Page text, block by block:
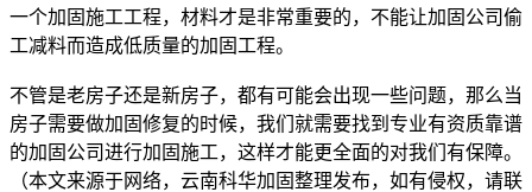
一个加固施工工程，材料才是非常重要的，不能让加固公司偷
工减料而造成低质量的加固工程。
不管是老房子还是新房子，都有可能会出现一些问题，那么当
房子需要做加固修复的时候，我们就需要找到专业有资质靠谱
的加固公司进行加固施工，这样才能更全面的对我们有保障。
（本文来源于网络，云南科华加固整理发布，如有侵权，请联